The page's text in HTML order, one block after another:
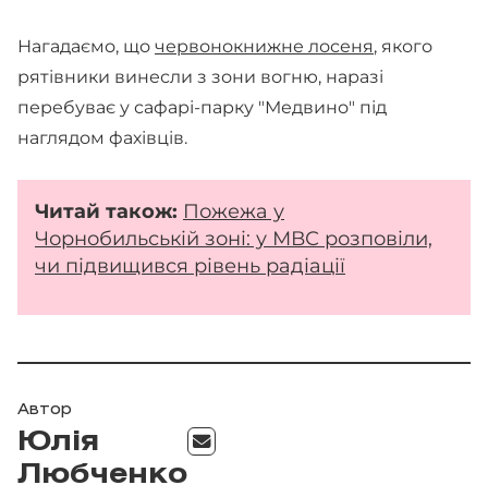
Нагадаємо, що червонокнижне лосеня, якого
рятівники винесли з зони вогню, наразі
перебуває у сафарі-парку "Медвино" під
наглядом фахівців.
Читай також: Пожежа у
Чорнобильській зоні: у МВС розповіли,
чи підвищився рівень радіації
Автор
Юлія
Любченко